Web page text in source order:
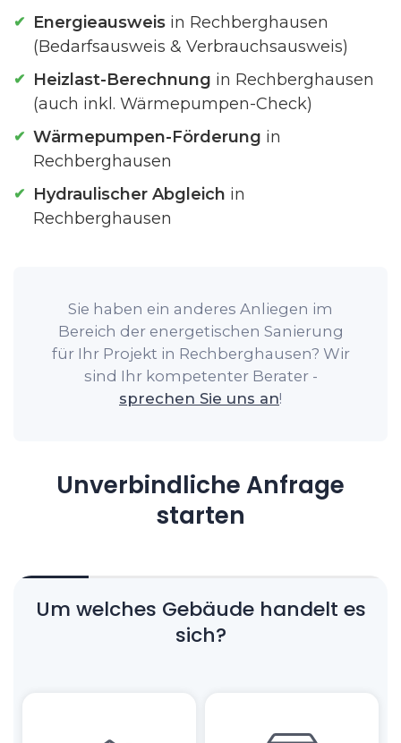
Energieausweis in Rechberghausen
(Bedarfsausweis & Verbrauchsausweis)
Heizlast-Berechnung in Rechberghausen
(auch inkl. Wärmepumpen-Check)
Wärmepumpen-Förderung in
Rechberghausen
Hydraulischer Abgleich in
Rechberghausen
Sie haben ein anderes Anliegen im
Bereich der energetischen Sanierung
für Ihr Projekt in Rechberghausen? Wir
sind Ihr kompetenter Berater -
sprechen Sie uns an!
Unverbindliche Anfrage
starten